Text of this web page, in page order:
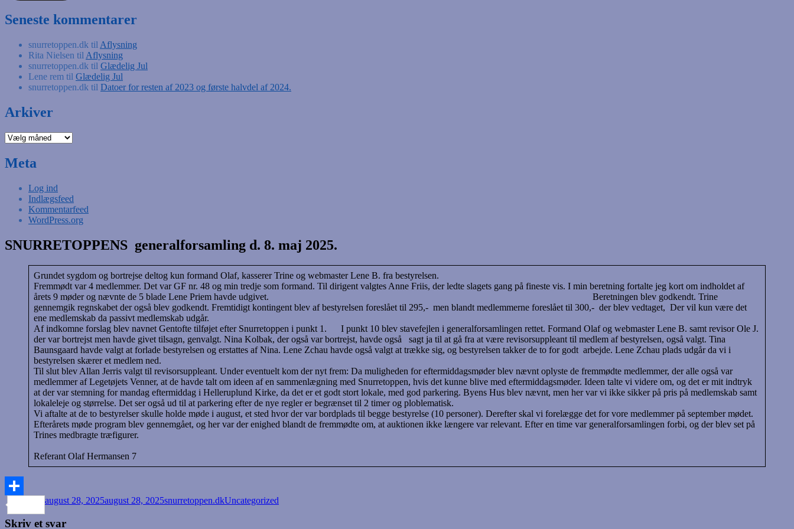
Seneste kommentarer
snurretoppen.dk til Aflysning
Rita Nielsen til Aflysning
snurretoppen.dk til Glædelig Jul
Lene rem til Glædelig Jul
snurretoppen.dk til Datoer for resten af 2023 og første halvdel af 2024.
Arkiver
Arkiver
Meta
Log ind
Indlægsfeed
Kommentarfeed
WordPress.org
SNURRETOPPENS generalforsamling d. 8. maj 2025.
Grundet sygdom og bortrejse deltog kun formand Olaf, kasserer Trine og webmaster Lene B. fra bestyrelsen.
Fremmødt var 4 medlemmer. Det var GF nr. 48 og min tredje som formand. Til dirigent valgtes Anne Friis, der ledte slagets gang på fineste vis. I min beretning fortalte jeg kort om indholdet af
årets 9 møder og nævnte de 5 blade Lene Priem havde udgivet. Beretningen blev godkendt. Trine
gennemgik regnskabet der også blev godkendt. Fremtidigt kontingent blev af bestyrelsen foreslået til 295,- men blandt medlemmerne foreslået til 300,- der blev vedtaget, Der vil kun være det
ene medlemskab da passivt medlemskab udgår.
Af indkomne forslag blev navnet Gentofte tilføjet efter Snurretoppen i punkt 1. I punkt 10 blev stavefejlen i generalforsamlingen rettet. Formand Olaf og webmaster Lene B. samt revisor Ole J.
der var bortrejst men havde givet tilsagn, genvalgt. Nina Kolbak, der også var bortrejst, havde også sagt ja til at gå fra at være revisorsuppleant til medlem af bestyrelsen, også valgt. Tina
Baunsgaard havde valgt at forlade bestyrelsen og erstattes af Nina. Lene Zchau havde også valgt at trække sig, og bestyrelsen takker de to for godt arbejde. Lene Zchau plads udgår da vi i
bestyrelsen skærer et medlem ned.
Til slut blev Allan Jerris valgt til revisorsuppleant. Under eventuelt kom der nyt frem: Da muligheden for eftermiddagsmøder blev nævnt oplyste de fremmødte medlemmer, der alle også var
medlemmer af Legetøjets Venner, at de havde talt om ideen af en sammenlægning med Snurretoppen, hvis det kunne blive med eftermiddagsmøder. Ideen talte vi videre om, og det er mit indtryk
at der var stemning for mandag eftermiddag i Helleruplund Kirke, da det er et godt stort lokale, med god parkering. Byens Hus blev nævnt, men her var vi ikke sikker på pris på medlemskab samt
lokaleleje og størrelse. Det ser også ud til at parkering efter de nye regler er begrænset til 2 timer og ploblematisk.
Vi aftalte at de to bestyrelser skulle holde møde i august, et sted hvor der var bordplads til begge bestyrelse (10 personer). Derefter skal vi forelægge det for vore medlemmer på september mødet.
Efterårets møde program blev gennemgået, og her var der enighed blandt de fremmødte om, at auktionen ikke længere var relevant. Efter en time var generalforsamlingen forbi, og der blev set på
Trines medbragte træfigurer.
Referant Olaf Hermansen 7
Share
Udgivet
august 28, 2025august 28, 2025Forfatter
snurretoppen.dkKategorier
Uncategorized
Skriv et svar